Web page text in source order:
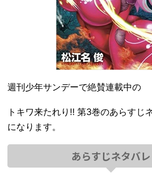
週刊少年サンデーで絶賛連載中の
トキワ来たれり!! 第3巻のあらすじ
になります。
あらすじネタバレ